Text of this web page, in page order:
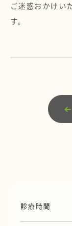
ご迷惑おかけい
す。
診療時間